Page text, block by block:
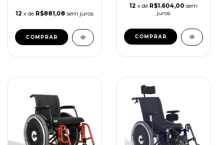
12 x de R$881,08 sem juros
COMPRAR
12 x de R$1.604,00 sem
juros
COMPRAR